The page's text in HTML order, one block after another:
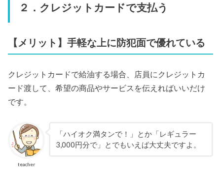
２．クレジットカードで支払う
【メリット】手軽な上に防犯面で優れている
クレジットカードで給油する場合、店員にクレジットカ
ード渡して、希望の商品やサービスを伝えればいいだけ
です。
teacher
「ハイオク満タンで！」とか「レギュラー
3,000円分で」とでもいえば大丈夫ですよ。